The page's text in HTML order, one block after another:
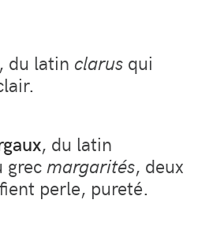
, du latin clarus qui
, du latin
grecmargarités, deux
perle, pureté.